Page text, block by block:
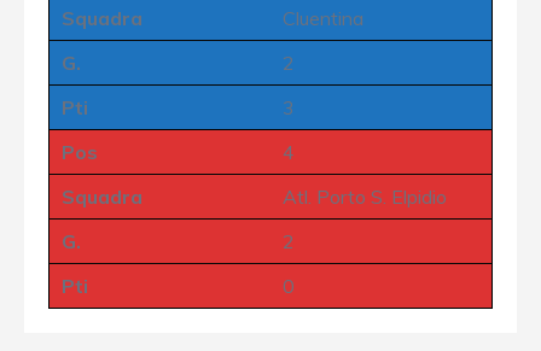
Squadra
Cluentina
G.
2
Pti
3
Pos
4
Squadra
Atl. Porto S. Elpidio
G.
2
Pti
0